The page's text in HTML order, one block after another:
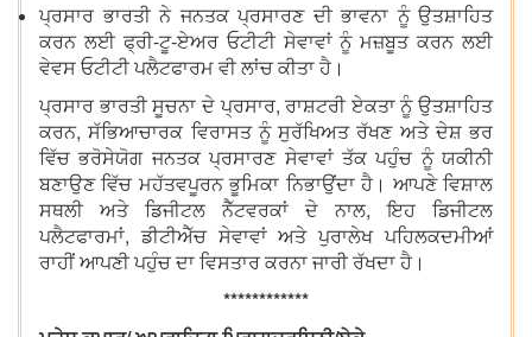
ਪ੍ਰਸਾਰ ਭਾਰਤੀ ਨੇ ਜਨਤਕ ਪ੍ਰਸਾਰਣ ਦੀ ਭਾਵਨਾ ਨੂੰ ਉਤਸ਼ਾਹਿਤ
ਕਰਨ ਲਈ ਫ੍ਰੀ-ਟੂ-ਏਅਰ ਓਟੀਟੀ ਸੇਵਾਵਾਂ ਨੂੰ ਮਜ਼ਬੂਤ ​​ਕਰਨ ਲਈ
ਵੇਵਸ ਓਟੀਟੀ ਪਲੈਟਫਾਰਮ ਵੀ ਲਾਂਚ ਕੀਤਾ ਹੈ।
ਪ੍ਰਸਾਰ ਭਾਰਤੀ ਸੂਚਨਾ ਦੇ ਪ੍ਰਸਾਰ, ਰਾਸ਼ਟਰੀ ਏਕਤਾ ਨੂੰ ਉਤਸ਼ਾਹਿਤ
ਕਰਨ, ਸੱਭਿਆਚਾਰਕ ਵਿਰਾਸਤ ਨੂੰ ਸੁਰੱਖਿਅਤ ਰੱਖਣ ਅਤੇ ਦੇਸ਼ ਭਰ
ਵਿੱਚ ਭਰੋਸੇਯੋਗ ਜਨਤਕ ਪ੍ਰਸਾਰਣ ਸੇਵਾਵਾਂ ਤੱਕ ਪਹੁੰਚ ਨੂੰ ਯਕੀਨੀ
ਬਣਾਉਣ ਵਿੱਚ ਮਹੱਤਵਪੂਰਨ ਭੂਮਿਕਾ ਨਿਭਾਉਂਦਾ ਹੈ। ਆਪਣੇ ਵਿਸ਼ਾਲ
ਸਥਲੀ ਅਤੇ ਡਿਜੀਟਲ ਨੈੱਟਵਰਕਾਂ ਦੇ ਨਾਲ, ਇਹ ਡਿਜੀਟਲ
ਪਲੈਟਫਾਰਮਾਂ, ਡੀਟੀਐੱਚ ਸੇਵਾਵਾਂ ਅਤੇ ਪੁਰਾਲੇਖ ਪਹਿਲਕਦਮੀਆਂ
ਰਾਹੀਂ ਆਪਣੀ ਪਹੁੰਚ ਦਾ ਵਿਸਤਾਰ ਕਰਨਾ ਜਾਰੀ ਰੱਖਦਾ ਹੈ।
************